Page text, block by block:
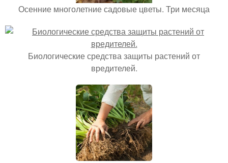
Осенние многолетние садовые цветы. Три месяца
Биологические средства защиты растений от
вредителей.